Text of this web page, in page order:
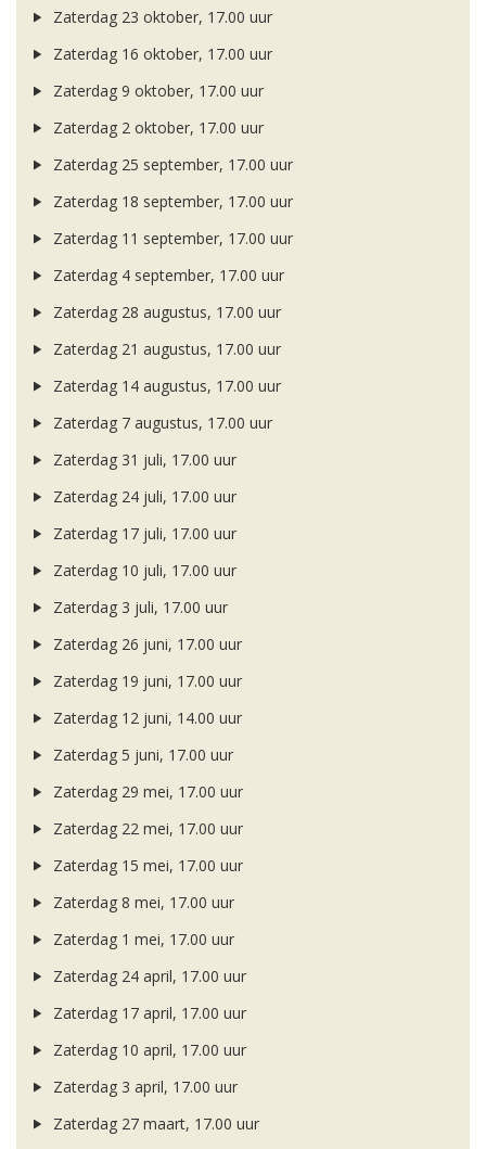
Zaterdag 23 oktober, 17.00 uur
Zaterdag 16 oktober, 17.00 uur
Zaterdag 9 oktober, 17.00 uur
Zaterdag 2 oktober, 17.00 uur
Zaterdag 25 september, 17.00 uur
Zaterdag 18 september, 17.00 uur
Zaterdag 11 september, 17.00 uur
Zaterdag 4 september, 17.00 uur
Zaterdag 28 augustus, 17.00 uur
Zaterdag 21 augustus, 17.00 uur
Zaterdag 14 augustus, 17.00 uur
Zaterdag 7 augustus, 17.00 uur
Zaterdag 31 juli, 17.00 uur
Zaterdag 24 juli, 17.00 uur
Zaterdag 17 juli, 17.00 uur
Zaterdag 10 juli, 17.00 uur
Zaterdag 3 juli, 17.00 uur
Zaterdag 26 juni, 17.00 uur
Zaterdag 19 juni, 17.00 uur
Zaterdag 12 juni, 14.00 uur
Zaterdag 5 juni, 17.00 uur
Zaterdag 29 mei, 17.00 uur
Zaterdag 22 mei, 17.00 uur
Zaterdag 15 mei, 17.00 uur
Zaterdag 8 mei, 17.00 uur
Zaterdag 1 mei, 17.00 uur
Zaterdag 24 april, 17.00 uur
Zaterdag 17 april, 17.00 uur
Zaterdag 10 april, 17.00 uur
Zaterdag 3 april, 17.00 uur
Zaterdag 27 maart, 17.00 uur